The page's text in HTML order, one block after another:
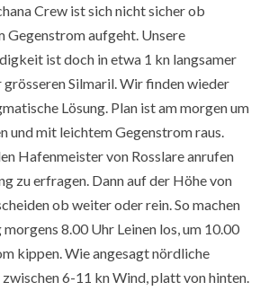
Crew ist sich nicht sicher ob
Gegenstrom aufgeht. Unsere
ist doch in etwa 1 kn langsamer
grösseren Silmaril. Wir finden wieder
Lösung. Plan ist am morgen um
und mit leichtem Gegenstrom raus.
Hafenmeister von Rosslare anrufen
zu erfragen. Dann auf der Höhe von
ob weiter oder rein. So machen
8.00 Uhr Leinen los, um 10.00
kippen. Wie angesagt nördliche
6-11 kn Wind, platt von hinten.